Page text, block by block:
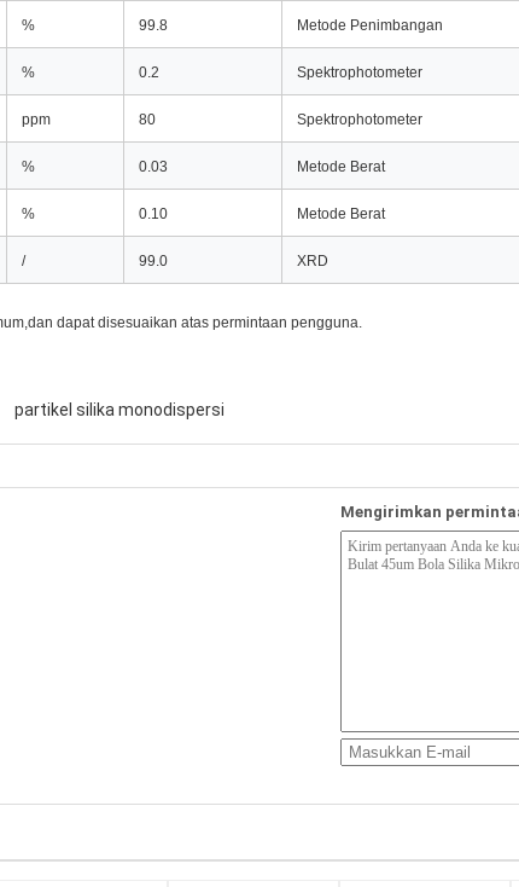
% 99.8 Metode Penimbangan
% 0.2 Spektrophotometer
ppm 80 Spektrophotometer
% 0.03 Metode Berat
% 0.10 Metode Berat
/ 99.0 XRD
dapat disesuaikan atas permintaan pengguna.
partikel silika monodispersi
Mengirimkan